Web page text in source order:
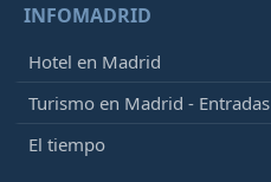
INFOMADRID
Hotel en Madrid
Turismo en Madrid - Entradas
El tiempo